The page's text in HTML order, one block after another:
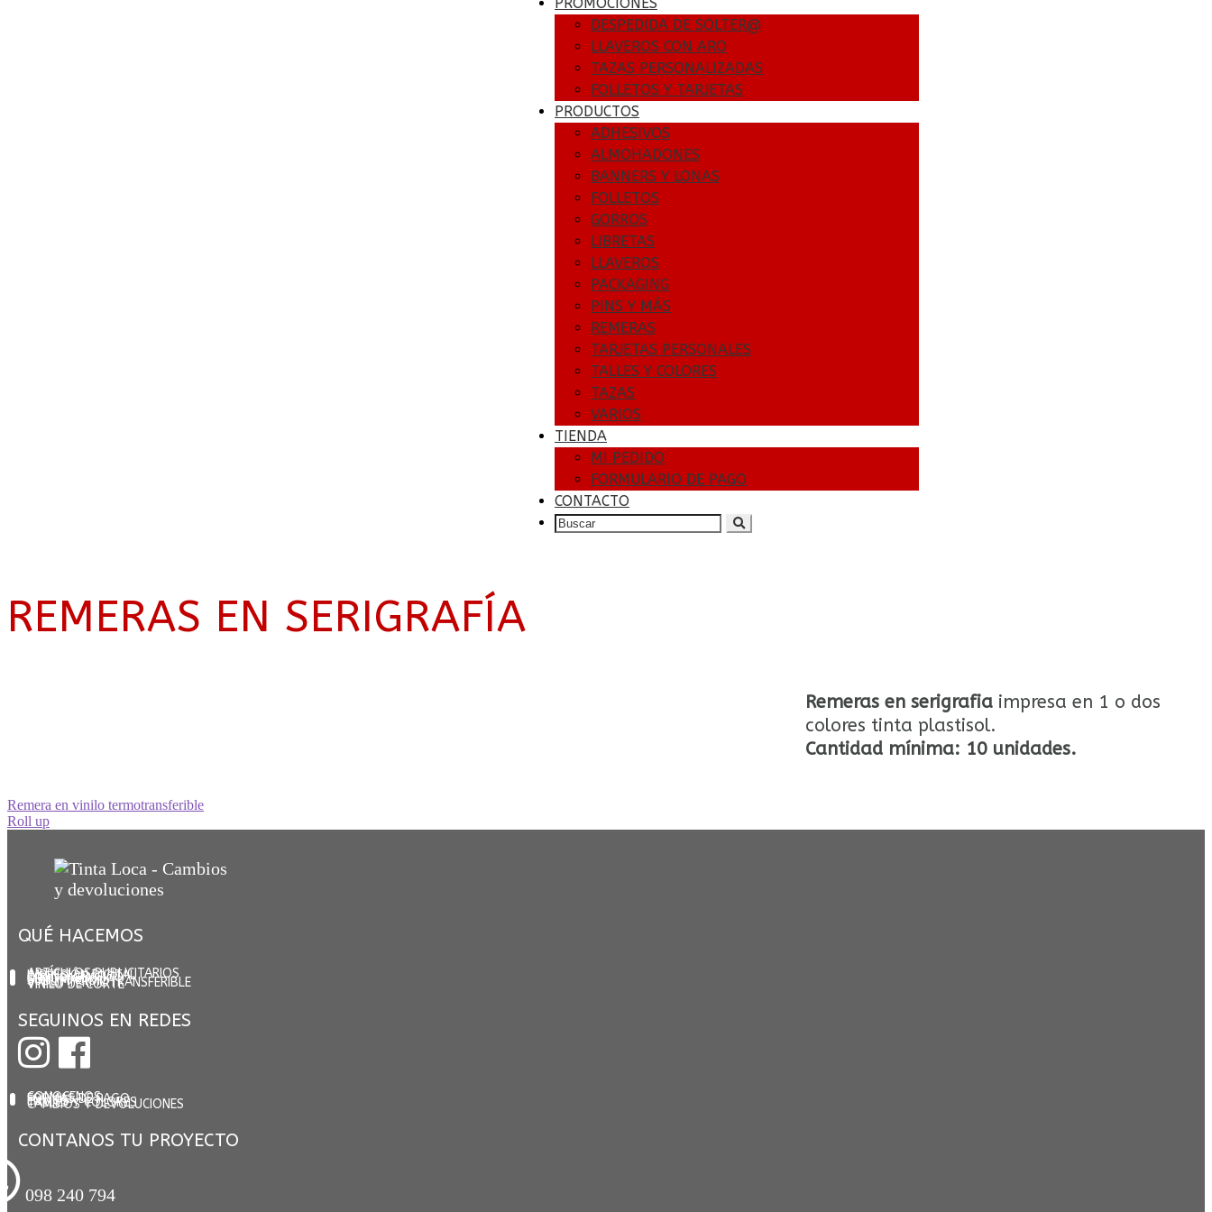
DESPEDIDA DE SOLTER@
LLAVEROS CON ARO
TAZAS PERSONALIZADAS
FOLLETOS Y TARJETAS
PRODUCTOS
ADHESIVOS
ALMOHADONES
BANNERS Y LONAS
FOLLETOS
GORROS
LIBRETAS
LLAVEROS
PACKAGING
PINS Y MÁS
REMERAS
TARJETAS PERSONALES
TALLES Y COLORES
TAZAS
VARIOS
TIENDA
MI PEDIDO
FORMULARIO DE PAGO
CONTACTO
SEARCH
REMERAS EN SERIGRAFÍA
Remeras en serigrafia impresa en 1 o dos
colores tinta plastisol.
Cantidad mínima: 10 unidades.
Navegación
de
entradas
Anterior:
Remera en vinilo termotransferible
Siguiente:
Roll up
QUÉ HACEMOS
ARTÍCULOS PUBLICITARIOS
IMPRESIÓN DIGITAL
DISEÑO GRÁFICO
SERIGRAFÍA
SUBLIMACIÓN
VINILO TERMOTRANSFERIBLE
VINILO DE CORTE
SEGUINOS EN REDES
CONOCENOS
FORMAS DE PAGO
ENVÍOS
TALLES Y COLORES
CAMBIOS Y DEVOLUCIONES
CONTANOS TU PROYECTO
098 240 794